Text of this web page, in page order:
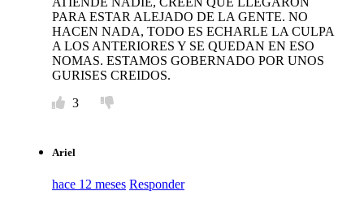
PARA ESTAR ALEJADO DE LA GENTE. NO
HACEN NADA, TODO ES ECHARLE LA CULPA
A LOS ANTERIORES Y SE QUEDAN EN ESO
NOMAS. ESTAMOS GOBERNADO POR UNOS
GURISES CREIDOS.
3
Ariel
hace 12 meses Responder